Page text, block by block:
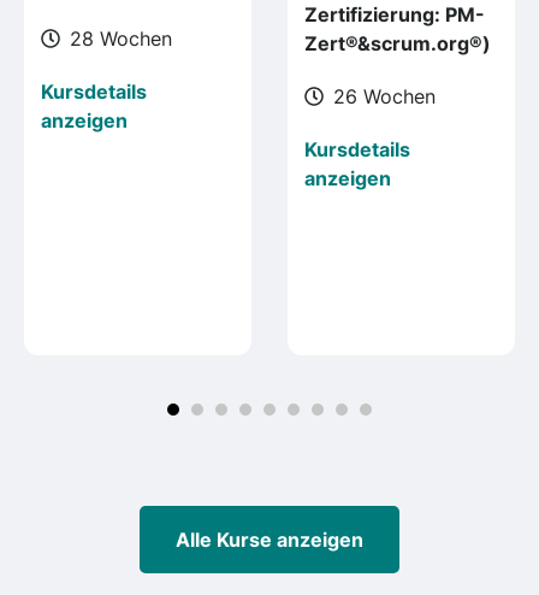
28 Wochen
Kursdetails
anzeigen
Zertifizierung: PM-
Zert®&scrum.org®)
26 Wochen
Kursdetails
anzeigen
Alle Kurse anzeigen